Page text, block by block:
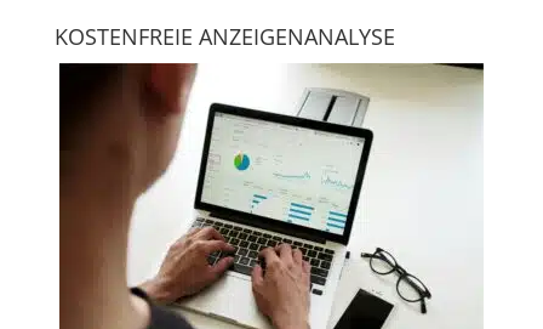
KOSTENFREIE ANZEIGENANALYSE